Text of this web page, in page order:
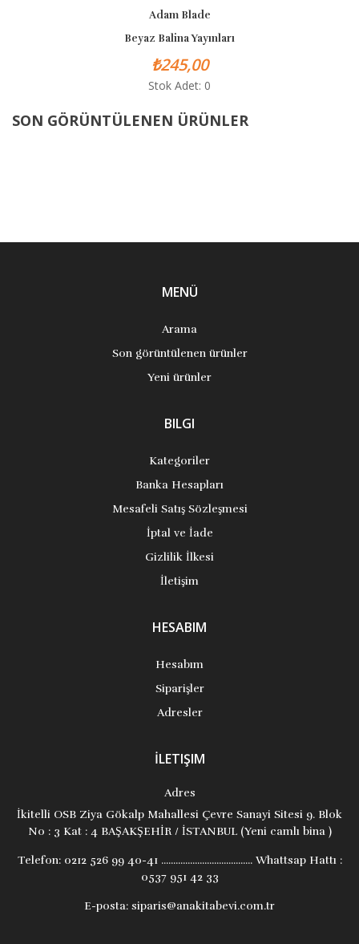
Adam Blade
Beyaz Balina Yayınları
₺245,00
Stok Adet: 0
SON GÖRÜNTÜLENEN ÜRÜNLER
MENÜ
Arama
Son görüntülenen ürünler
Yeni ürünler
BILGI
Kategoriler
Banka Hesapları
Mesafeli Satış Sözleşmesi
İptal ve İade
Gizlilik İlkesi
İletişim
HESABIM
Hesabım
Siparişler
Adresler
İLETIŞIM
Adres
İkitelli OSB Ziya Gökalp Mahallesi Çevre Sanayi Sitesi 9. Blok
No : 3 Kat : 4 BAŞAKŞEHİR / İSTANBUL (Yeni camlı bina )
Telefon:0212 526 99 40-41 ...................................... Whattsap Hattı :
0537 951 42 33
E-posta: siparis@anakitabevi.com.tr